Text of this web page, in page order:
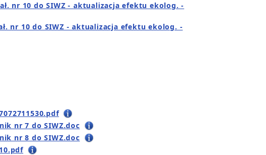
nr 10 do SIWZ - aktualizacja efektu ekolog. -
nr 10 do SIWZ - aktualizacja efektu ekolog. -
nr 7 do SIWZ.doc
nr 8 do SIWZ.doc